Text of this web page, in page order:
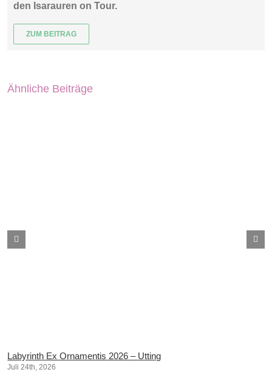
den Isarauren on Tour.
ZUM BEITRAG
Ähnliche Beiträge
Labyrinth Ex Ornamentis 2026 – Utting
Juli 24th, 2026